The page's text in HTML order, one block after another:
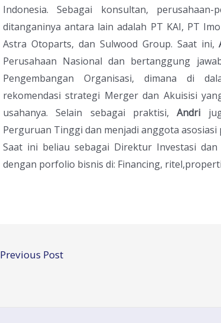
Indonesia. Sebagai konsultan,
ditanganinya antara lain adalah PT KAI, PT
Astra Otoparts, dan Sulwood Group. Saat ini,
Perusahaan Nasional dan bertanggung
Pengembangan Organisasi, dimana di
rekomendasi strategi Merger dan Akuisisi
usahanya. Selain sebagai praktisi,Andri
Perguruan Tinggi dan menjadi anggota
Saat ini beliau sebagai Direktur Investasi
dengan porfolio bisnis di: Financing,
Previous Post